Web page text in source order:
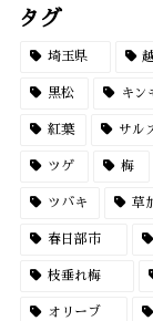
タグ
埼玉県
黒松 キン
紅葉 サル
ツゲ 梅
ツバキ 草
春日部市
枝垂れ梅
オリーブ